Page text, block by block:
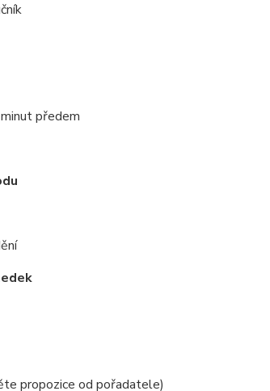
předem
propozice od pořadatele)